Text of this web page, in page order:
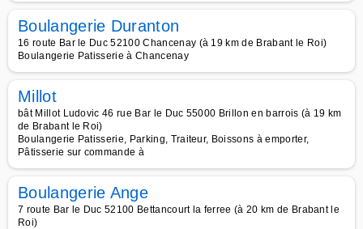
Boulangerie Duranton
16 route Bar le Duc 52100 Chancenay (à 19 km de Brabant le Roi)
Boulangerie Patisserie à Chancenay
Millot
bât Millot Ludovic 46 rue Bar le Duc 55000 Brillon en barrois (à 19 km
de Brabant le Roi)
Boulangerie Patisserie, Parking, Traiteur, Boissons à emporter,
Pâtisserie sur commande à
Boulangerie Ange
7 route Bar le Duc 52100 Bettancourt la ferree (à 20 km de Brabant le
Roi)